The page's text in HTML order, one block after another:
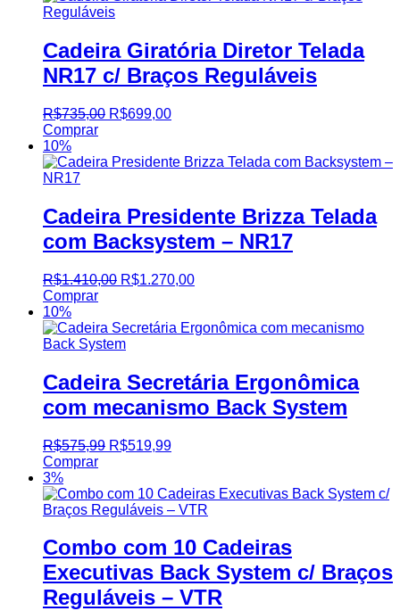
Cadeira Giratória Diretor Telada
NR17 c/ Braços Reguláveis
R$735,00 R$699,00
Comprar
10%
Cadeira Presidente Brizza Telada
com Backsystem – NR17
R$1.410,00 R$1.270,00
Comprar
10%
Cadeira Secretária Ergonômica
com mecanismo Back System
R$575,99 R$519,99
Comprar
3%
Combo com 10 Cadeiras
Executivas Back System c/ Braços
Reguláveis – VTR